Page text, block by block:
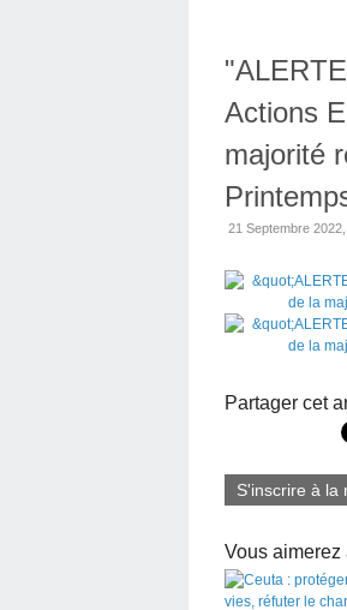
Actions
majorité
21 Septembre
Partager cet
S'inscrire à la
Vous aimerez